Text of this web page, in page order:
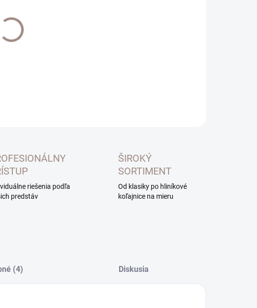
DORUČENIA
riešenia podľa
predstáv
ŠIROKÝ
SORTIMENT
Od klasiky po hliníkové
koľajnice na mieru
(4) Diskusia